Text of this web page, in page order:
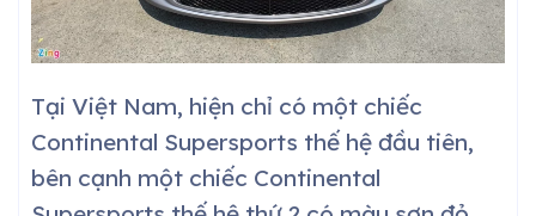
Tại Việt Nam, hiện chỉ có một chiếc
Continental Supersports thế hệ đầu tiên,
bên cạnh một chiếc Continental